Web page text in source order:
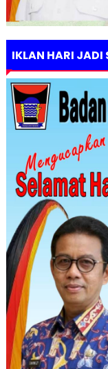
IKLAN HARI JADI